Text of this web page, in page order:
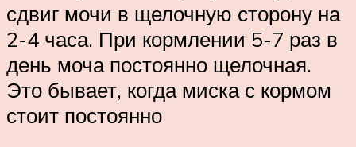
сдвиг мочи в щелочную сторону на
2-4 часа. При кормлении 5-7 раз в
день моча постоянно щелочная.
Это бывает, когда миска с кормом
стоит постоянно